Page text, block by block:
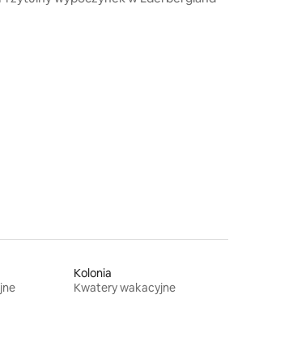
Kolonia
Kwatery wakacyjne